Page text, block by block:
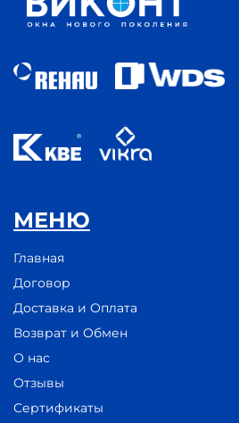
МЕНЮ
Главная
Договор
Доставка и Оплата
Возврат и Обмен
О нас
Отзывы
Сертификаты